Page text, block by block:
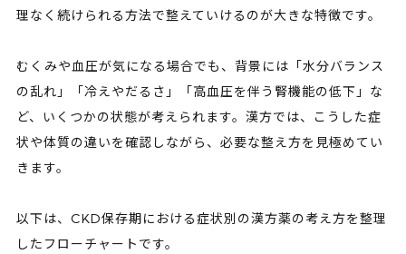
理なく続けられる方法で整えていけるのが大きな特徴です。
むくみや血圧が気になる場合でも、背景には「水分バランス
の乱れ」「冷えやだるさ」「高血圧を伴う腎機能の低下」な
ど、いくつかの状態が考えられます。漢方では、こうした症
状や体質の違いを確認しながら、必要な整え方を見極めてい
きます。
以下は、CKD保存期における症状別の漢方薬の考え方を整理
したフローチャートです。